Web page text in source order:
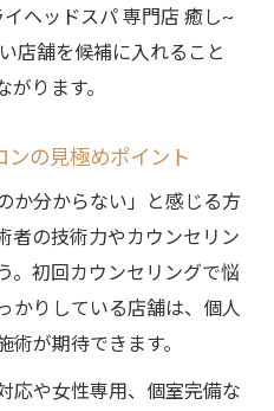
ヘッドスパ 専門店 癒し~
店舗を候補に入れること
ります。
の見極めポイント
か分からない」と感じる方
者の技術力やカウンセリン
。初回カウンセリングで悩
かりしている店舗は、個人
が期待できます。
応や女性専用、個室完備な